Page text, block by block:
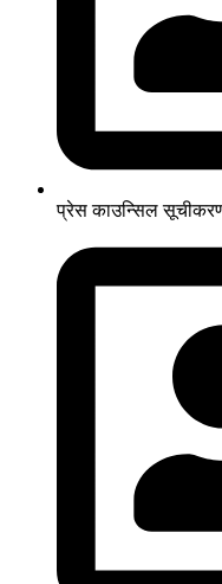
प्रेस काउन्सिल